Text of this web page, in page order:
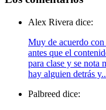
Alex Rivera dice:
Muy de acuerdo
antes que el
para clase y se nota
hay alguien detrás
Palbreed dice: